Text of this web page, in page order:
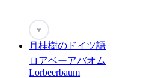
♥
月桂樹のドイツ語
ロアベーアバオム
Lorbeerbaum